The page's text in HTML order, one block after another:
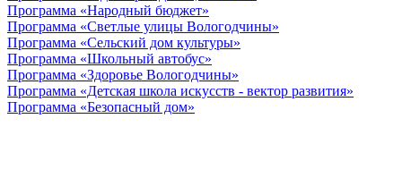
Программа «Народный бюджет»
Программа «Светлые улицы Вологодчины»
Программа «Сельский дом культуры»
Программа «Школьный автобус»
Программа «Здоровье Вологодчины»
Программа «Детская школа искусств - вектор развития»
Программа «Безопасный дом»